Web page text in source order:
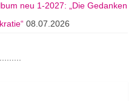
neu 1-2027: „Die Gedanken
08.07.2026